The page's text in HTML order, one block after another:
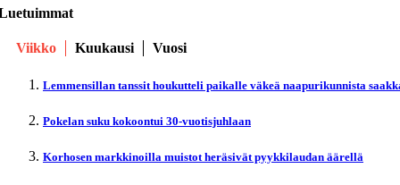
Viikko Kuukausi Vuosi
Lemmensillan tanssit houkutteli paikalle väkeä naapurikunnista
Pokelan suku kokoontui 30-vuotisjuhlaan
Korhosen markkinoilla muistot heräsivät pyykkilaudan äärellä